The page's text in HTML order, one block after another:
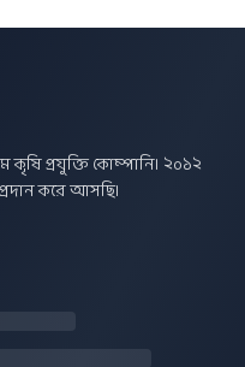
প্রযুক্তি কোম্পানি। ২০১২
করে আসছি।